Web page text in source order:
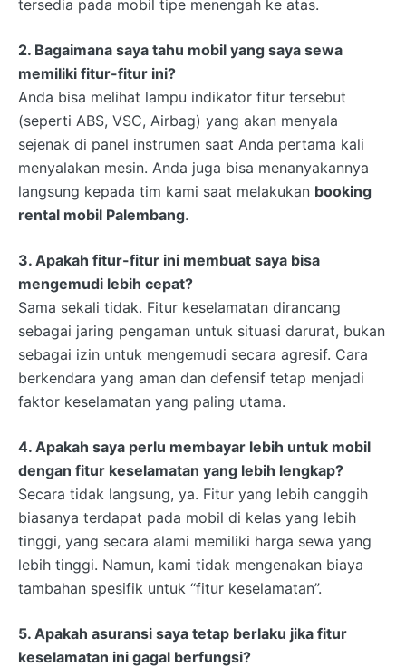
tersedia pada mobil tipe menengah ke atas.
2. Bagaimana saya tahu mobil yang saya sewa
memiliki fitur-fitur ini?
Anda bisa melihat lampu indikator fitur tersebut
(seperti ABS, VSC, Airbag) yang akan menyala
sejenak di panel instrumen saat Anda pertama kali
menyalakan mesin. Anda juga bisa menanyakannya
langsung kepada tim kami saat melakukan booking
rental mobil Palembang.
3. Apakah fitur-fitur ini membuat saya bisa
mengemudi lebih cepat?
Sama sekali tidak. Fitur keselamatan dirancang
sebagai jaring pengaman untuk situasi darurat, bukan
sebagai izin untuk mengemudi secara agresif. Cara
berkendara yang aman dan defensif tetap menjadi
faktor keselamatan yang paling utama.
4. Apakah saya perlu membayar lebih untuk mobil
dengan fitur keselamatan yang lebih lengkap?
Secara tidak langsung, ya. Fitur yang lebih canggih
biasanya terdapat pada mobil di kelas yang lebih
tinggi, yang secara alami memiliki harga sewa yang
lebih tinggi. Namun, kami tidak mengenakan biaya
tambahan spesifik untuk “fitur keselamatan”.
5. Apakah asuransi saya tetap berlaku jika fitur
keselamatan ini gagal berfungsi?